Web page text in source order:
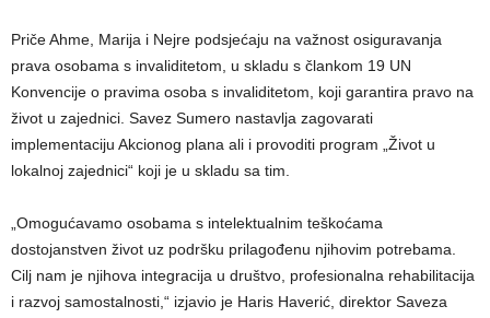
Priče Ahme, Marija i Nejre podsjećaju na važnost osiguravanja
prava osobama s invaliditetom, u skladu s člankom 19 UN
Konvencije o pravima osoba s invaliditetom, koji garantira pravo na
život u zajednici. Savez Sumero nastavlja zagovarati
implementaciju Akcionog plana ali i provoditi program „Život u
lokalnoj zajednici“ koji je u skladu sa tim.
„Omogućavamo osobama s intelektualnim teškoćama
dostojanstven život uz podršku prilagođenu njihovim potrebama.
Cilj nam je njihova integracija u društvo, profesionalna rehabilitacija
i razvoj samostalnosti,“ izjavio je Haris Haverić, direktor Saveza